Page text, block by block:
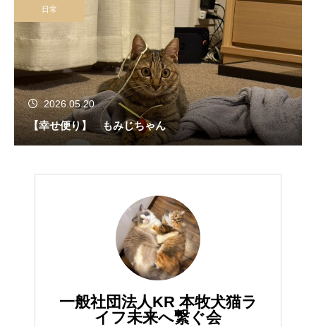
日常
2026.05.20
【幸せ便り】 もみじちゃん
一般社団法人KR 本牧犬猫ラ
イフ未来へ繋ぐ会